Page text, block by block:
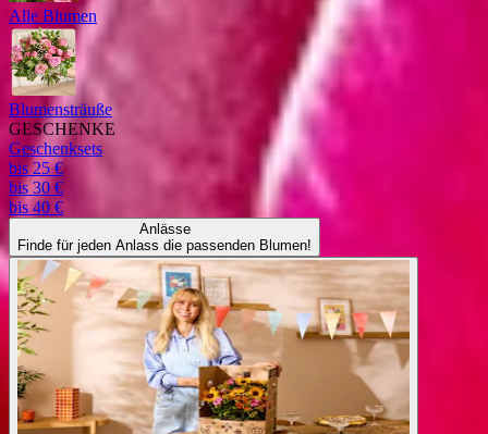
Alle Blumen
Blumensträuße
GESCHENKE
Geschenksets
bis 25 €
bis 30 €
bis 40 €
Anlässe
Finde für jeden Anlass die passenden Blumen!